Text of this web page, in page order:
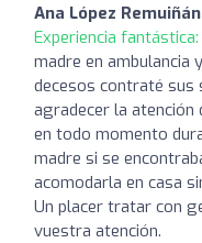
Ana López Remuiñán
Experiencia fantástica:
madre en ambulancia
decesos contraté sus
agradecer la atención
en todo momento
madre si se
acomodarla en casa
Un placer tratar con
vuestra atención.